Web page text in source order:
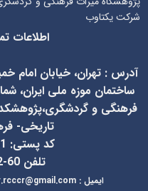
شرکت یکتاوب
اطلاعات
آدرس : تهران، خیابان امام
فرهنگی و
تاریخی-
کد پستی: 1136913431
تلفن 60-66736452
ایمیل:
kcr@richt.ir